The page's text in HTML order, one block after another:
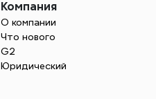
Компания
О компании
Что нового
G2
Юридический